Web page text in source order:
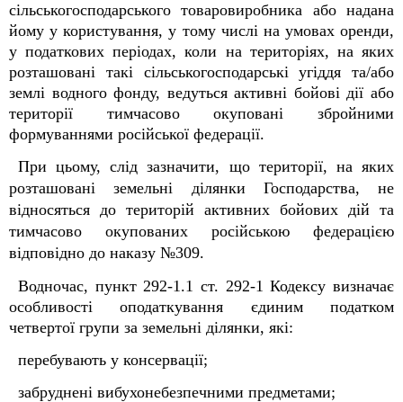
сільськогосподарського товаровиробника або надана
йому у користування, у тому числі на умовах оренди,
у податкових періодах, коли на територіях, на яких
розташовані такі сільськогосподарські угіддя та/або
землі водного фонду, ведуться активні бойові дії або
території тимчасово окуповані збройними
формуваннями російської федерації.
При цьому, слід зазначити, що території, на яких
розташовані земельні ділянки Господарства, не
відносяться до територій активних бойових дій та
тимчасово окупованих російською федерацією
відповідно до наказу №309.
Водночас, пункт 292-1.1 ст. 292-1 Кодексу визначає
особливості оподаткування єдиним податком
четвертої групи за земельні ділянки, які:
перебувають у консервації;
забруднені вибухонебезпечними предметами;